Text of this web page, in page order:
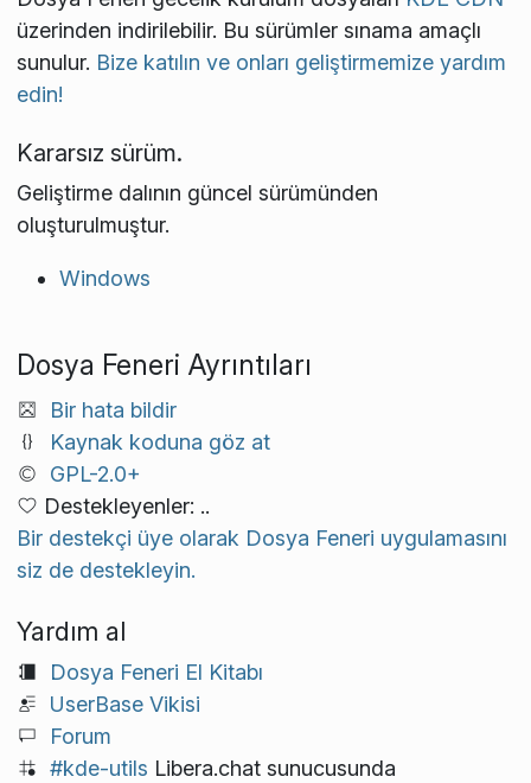
üzerinden indirilebilir. Bu sürümler sınama amaçlı
sunulur. Bize katılın ve onları geliştirmemize yardım
edin!
Kararsız sürüm.
Geliştirme dalının güncel sürümünden
oluşturulmuştur.
Windows
Dosya Feneri Ayrıntıları
Bir hata bildir
Kaynak koduna göz at
GPL-2.0+
Destekleyenler: ..
Bir destekçi üye olarak Dosya Feneri uygulamasını
siz de destekleyin.
Yardım al
Dosya Feneri El Kitabı
UserBase Vikisi
Forum
#kde-utils Libera.chat sunucusunda